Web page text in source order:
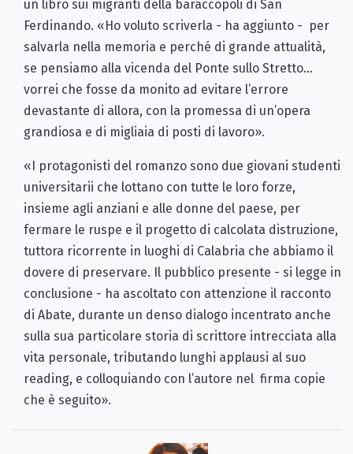
un libro sui migranti della baraccopoli di San
Ferdinando. «Ho voluto scriverla - ha aggiunto - per
salvarla nella memoria e perché di grande attualità,
se pensiamo alla vicenda del Ponte sullo Stretto…
vorrei che fosse da monito ad evitare l’errore
devastante di allora, con la promessa di un’opera
grandiosa e di migliaia di posti di lavoro».
«I protagonisti del romanzo sono due giovani studenti
universitarii che lottano con tutte le loro forze,
insieme agli anziani e alle donne del paese, per
fermare le ruspe e il progetto di calcolata distruzione,
tuttora ricorrente in luoghi di Calabria che abbiamo il
dovere di preservare. Il pubblico presente - si legge in
conclusione - ha ascoltato con attenzione il racconto
di Abate, durante un denso dialogo incentrato anche
sulla sua particolare storia di scrittore intrecciata alla
vita personale, tributando lunghi applausi al suo
reading, e colloquiando con l’autore nel firma copie
che è seguito».